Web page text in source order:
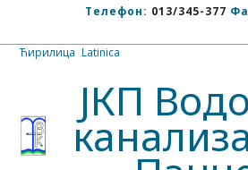
Телефон: 013/345-377
Ћирилица Latinica
ЈКП